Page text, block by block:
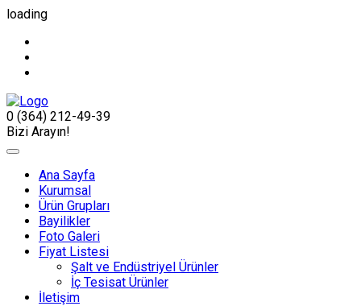
loading
0 (364) 212-49-39
Bizi Arayın!
Ana Sayfa
Kurumsal
Ürün Grupları
Bayilikler
Foto Galeri
Fiyat Listesi
Şalt ve Endüstriyel Ürünler
İç Tesisat Ürünler
İletişim